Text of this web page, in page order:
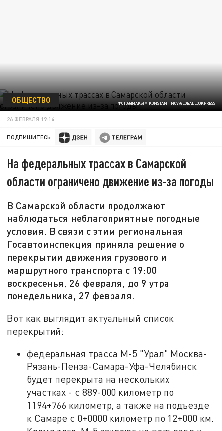
ФОТО:@MAKSIM KONSTANTINOV/GLOBALLOOKPRESS
ОБЩЕСТВО
26 ФЕВРАЛЯ 19:14
ПОДПИШИТЕСЬ:
На федеральных трассах в Самарской
области ограничено движение из-за погоды
В Самарской области продолжают
наблюдаться неблагоприятные погодные
условия. В связи с этим региональная
Госавтоинспекция приняла решение о
перекрытии движения грузового и
маршрутного транспорта с 19:00
воскресенья, 26 февраля, до 9 утра
понедельника, 27 февраля.
Вот как выглядит актуальный список
перекрытий:
федеральная трасса М-5 "Урал" Москва-
Рязань-Пенза-Самара-Уфа-Челябинск
будет перекрыта на нескольких
участках - с 889-000 километр по
1194+766 километр, а также на подъезде
к Самаре с 0+0000 километр по 12+000 км.